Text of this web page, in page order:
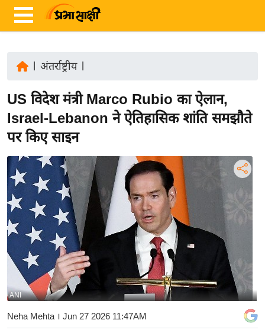
ज़ा
ख
र
रा
ष्ट्री
य
त
ष्ट्री
बि
ज़
ने
अंतर्राष्ट्रीय|
US विदेश मंत्री Marco Rubio का ऐलान,
Israel-Lebanon ने ऐतिहासिक शांति समझौते
पर किए साइन
ANI
Neha Mehta । Jun 27 2026 11:47AM